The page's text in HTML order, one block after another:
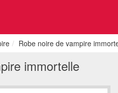
Robe noire de vampire
immortelle